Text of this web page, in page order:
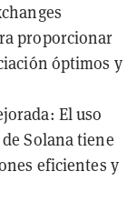
proporcionar
óptimos y
El uso
Solana tiene
eficientes y